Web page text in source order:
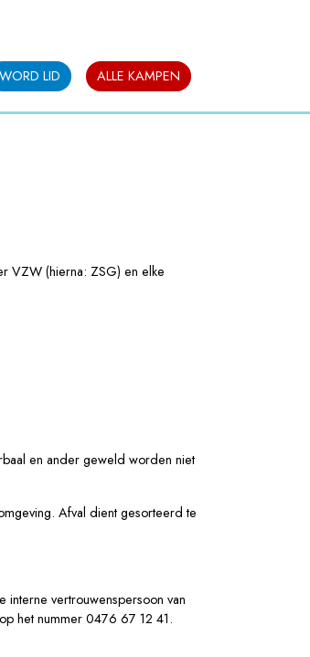
WORD LID ALLE KAMPEN
VZW (hierna: ZSG) en elke
en ander geweld worden niet
Afval dient gesorteerd te
vertrouwenspersoon van
het nummer 0476 67 12 41.